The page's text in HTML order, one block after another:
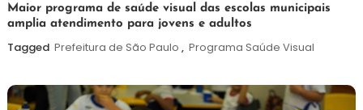
7
de
agosto
Maurilio
Maior programa de saúde visual das escolas municipais
amplia atendimento para jovens e adultos
Tagged Prefeitura de São Paulo , Programa Saúde Visual